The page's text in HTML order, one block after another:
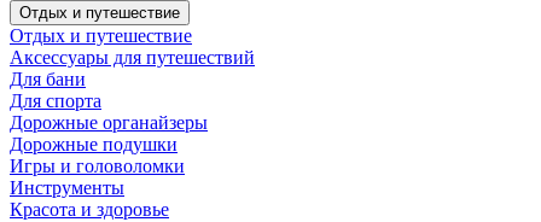
Отдых и путешествие
Отдых и путешествие
Аксессуары для путешествий
Для бани
Для спорта
Дорожные органайзеры
Дорожные подушки
Игры и головоломки
Инструменты
Красота и здоровье